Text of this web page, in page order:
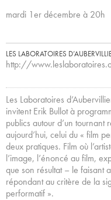
mardi 1er décembre à 20h
LES LABORATOIRES
http://
Les Laboratoires
invitent Erik Bullot à
publics autour d’un tournant
aujourd’hui, celui du « film
deux pratiques. Film où
l’image, l’énoncé au film,
que son résultat – le faisant
répondant au critère de la
performatif ».